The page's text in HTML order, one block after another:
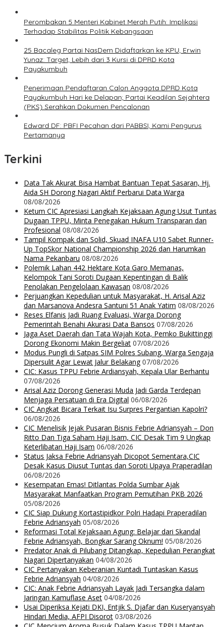
Perombakan 5 Menteri Kabinet Merah Putih: Implikasi
Terhadap Stabilitas Politik Kebangsaan
25 Bacaleg Partai NasDem Didaftarkan ke KPU, Erwin
Yunaz: Target, Lebih dari 3 Kursi di DPRD Kota
Payakumbuh
Penerimaan Pendaftaran Calon Anggota DPRD Kota
Payakumbuh Hari ke Delapan; Partai Keadilan Sejahtera
(PKS) Serahkan Dokumen Pencalonan
Edward DF: PBFI Pecahan dari PABBSI, Kami Pengurus
Pertamanya
Terkini
Data Tak Akurat Bisa Hambat Bantuan Tepat Sasaran, Hj.
Aida SH Dorong Nagari Aktif Perbarui Data Warga
08/08/2026
Ketum CIC Apresiasi Langkah Kejaksaan Agung Usut Tuntas
Dugaan TPPU, Minta Penegakan Hukum Transparan dan
Profesional 08/08/2026
Tampil Kompak dan Solid, Skuad INAFA U10 Sabet Runner-
Up TopSkor National Championship 2026 dan Harumkan
Nama Pekanbaru 08/08/2026
Polemik Lahan 442 Hektare Kota Garo Memanas,
Kelompok Tani Soroti Dugaan Kepentingan di Balik
Penolakan Pengelolaan Kawasan 08/08/2026
Perjuangkan Kepedulian untuk Masyarakat, H. Arisal Aziz
dan Marsanova Andesra Santuni 51 Anak Yatim 08/08/2026
Reses Elfanis Jadi Ruang Evaluasi, Warga Dorong
Pemerintah Benahi Akurasi Data Bansos 07/08/2026
Jaga Aset Daerah dan Tata Wajah Kota, Pemko Bukittinggi
Dorong Ekonomi Makin Bergeliat 07/08/2026
Modus Pungli di Satpas SIM Polres Subang, Warga Sengaja
Dipersulit Agar Lewat Jalur Belakang 07/08/2026
CIC: Kasus TPPU Febrie Ardiansyah, Kepala Ular Berhantu
07/08/2026
Arisal Aziz Dorong Generasi Muda Jadi Garda Terdepan
Menjaga Persatuan di Era Digital 06/08/2026
CIC Angkat Bicara Terkait Isu Surpres Pergantian Kapolri?
06/08/2026
CIC Menelisik Jejak Pusaran Bisnis Febrie Adriansyah – Don
Ritto Dan Tiga Saham Haji Isam, CIC Desak Tim 9 Ungkap
Keterlibatan Haji Isam 06/08/2026
Status Jaksa Febrie Adriansyah Dicopot Sementara,CIC
Desak Kasus Diusut Tuntas dan Soroti Upaya Praperadilan
06/08/2026
Kesempatan Emas! Ditlantas Polda Sumbar Ajak
Masyarakat Manfaatkan Program Pemutihan PKB 2026
05/08/2026
CIC Siap Dukung Kortastipidkor Polri Hadapi Praperadilan
Febrie Adriansyah 05/08/2026
Reformasi Total Kejaksaan Agung: Belajar dari Skandal
Febrie Adriansyah, Bongkar Sarang Oknum! 05/08/2026
Predator Anak di Pilubang Ditangkap, Kepedulian Perangkat
Nagari Dipertanyakan 04/08/2026
CIC Pertanyakan Keberanian Kuntadi Tuntaskan Kasus
Febrie Adriansyah 04/08/2026
CIC: Anak Febrie Adriansyah Layak Jadi Tersangka dalam
Jaringan Kamuflase Aset 04/08/2026
Usai Diperiksa Kejati DKI, Entjik S. Djafar dan Kuseryansyah
Hindari Media, AFPI Disorot 03/08/2026